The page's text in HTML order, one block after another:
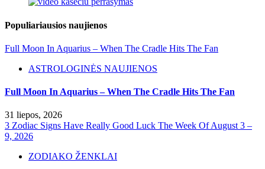
Populiariausios naujienos
Full Moon In Aquarius – When The Cradle Hits The Fan
ASTROLOGINĖS NAUJIENOS
Full Moon In Aquarius – When The Cradle Hits The Fan
31 liepos, 2026
3 Zodiac Signs Have Really Good Luck The Week Of August 3 –
9, 2026
ZODIAKO ŽENKLAI